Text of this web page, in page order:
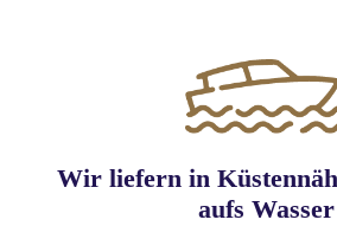
Wir liefern in
aufs Wasser